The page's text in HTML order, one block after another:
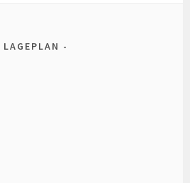
LAGEPLAN